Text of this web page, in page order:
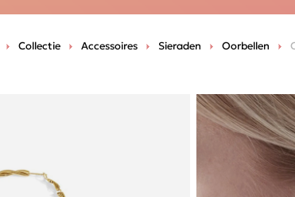
Collectie Accessoires Sieraden Oorbellen